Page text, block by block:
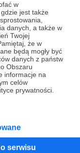
w
gdzie jest także
danych, a także w
Twojej
że w
będą mogły być
danych z państw
Obszaru
informacje na
celów
prywatności.
serwisu
Commons